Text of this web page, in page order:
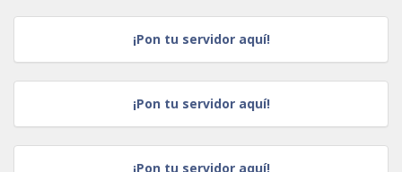
¡Pon tu servidor aquí!
¡Pon tu servidor aquí!
¡Pon tu servidor aquí!